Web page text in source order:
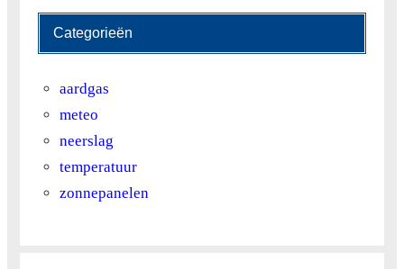
Categorieën
aardgas
meteo
neerslag
temperatuur
zonnepanelen